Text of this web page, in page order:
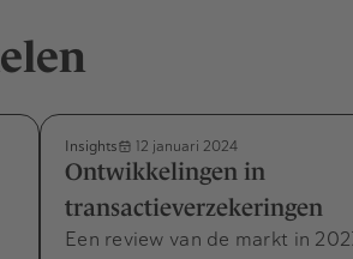
Insights 12 januari 2024
Ontwikkelingen in
transactieverzekeringen
Een review van de markt in